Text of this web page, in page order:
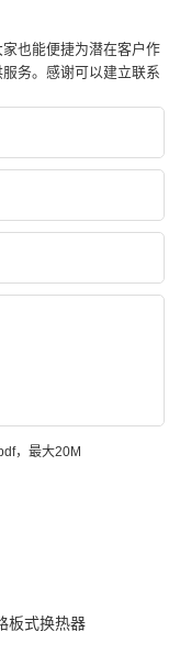
也能便捷为潜在客户作
务。感谢可以建立联系
，最大20M
板式换热器